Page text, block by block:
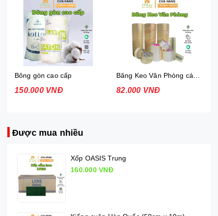
Bông gòn cao cấp
150.000 VNĐ 82.000 VNĐ
Được mua nhiều
Xốp OASIS Trung
160.000 VNĐ